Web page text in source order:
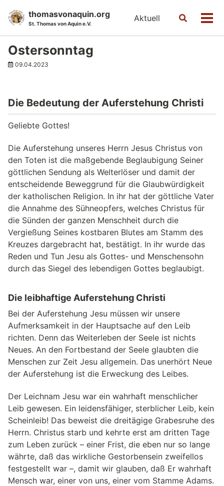
thomasvonaquin.org
St. Thomas von Aquin e.V.
Aktuell
Toggle
Ostersonntag
09.04.2023
Die Bedeutung der Auferstehung Christi
Geliebte Gottes!
Die Auferstehung unseres Herrn Jesus Christus von
den Toten ist die maßgebende Beglaubigung Seiner
göttlichen Sendung als Welterlöser und damit der
entscheidende Beweggrund für die Glaubwürdigkeit
der katholischen Religion. In ihr hat der göttliche Vater
die Annahme des Sühneopfers, welches Christus für
die Sünden der ganzen Menschheit durch die
Vergießung Seines kostbaren Blutes am Stamm des
Kreuzes dargebracht hat, bestätigt. In ihr wurde das
Reden und Tun Jesu als Gottes- und Menschensohn
durch das Siegel des lebendigen Gottes beglaubigt.
Die leibhaftige Auferstehung Christi
Bei der Auferstehung Jesu müssen wir unsere
Aufmerksamkeit in der Hauptsache auf den Leib
richten. Denn das Weiterleben der Seele ist nichts
Neues. An den Fortbestand der Seele glaubten die
Menschen zur Zeit Jesu allgemein. Das unerhört Neue
der Auferstehung ist die Erweckung des Leibes.
Der Leichnam Jesu war ein wahrhaft menschlicher
Leib gewesen. Ein leidensfähiger, sterblicher Leib, kein
Scheinleib! Das beweist die dreitägige Grabesruhe des
Herrn. Christus starb und kehrte erst am dritten Tage
zum Leben zurück – einer Frist, die eben nur so lange
währte, daß das wirkliche Gestorbensein zweifellos
festgestellt war –, damit wir glauben, daß Er wahrhaft
Mensch war, einer von uns, einer vom Stamme Adams.